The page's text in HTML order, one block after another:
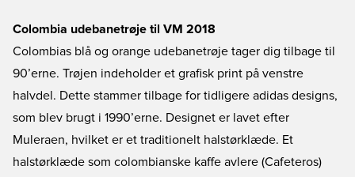
Colombia udebanetrøje til VM 2018
Colombias blå og orange udebanetrøje tager dig tilbage til
90’erne. Trøjen indeholder et grafisk print på venstre
halvdel. Dette stammer tilbage for tidligere adidas designs,
som blev brugt i 1990’erne. Designet er lavet efter
Muleraen, hvilket er et traditionelt halstørklæde. Et
halstørklæde som colombianske kaffe avlere (Cafeteros)